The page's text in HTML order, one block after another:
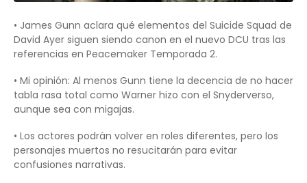
• James Gunn aclara qué elementos del Suicide Squad de
David Ayer siguen siendo canon en el nuevo DCU tras las
referencias en Peacemaker Temporada 2.
• Mi opinión: Al menos Gunn tiene la decencia de no hacer
tabla rasa total como Warner hizo con el Snyderverso,
aunque sea con migajas.
• Los actores podrán volver en roles diferentes, pero los
personajes muertos no resucitarán para evitar
confusiones narrativas.